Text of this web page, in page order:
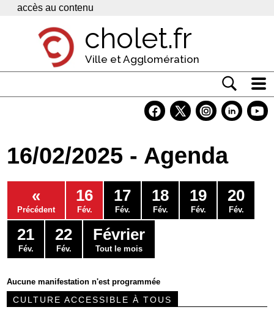
Panneau de gestion des cookies
accès au contenu
cholet.fr
Ville et Agglomération
Economie
Services
Contacts
16/02/2025 - Agenda
«
Précédent
16
Fév.
17
Fév.
18
Fév.
19
Fév.
20
Fév.
21
Fév.
22
Fév.
Février
Tout le mois
Aucune manifestation n'est programmée
CULTURE ACCESSIBLE À TOUS